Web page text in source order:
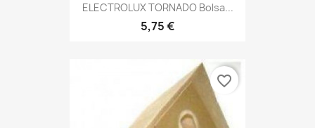
ELECTROLUX TORNADO Bolsa...
5,75 €
favorite_border